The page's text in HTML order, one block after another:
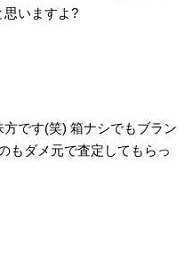
思いますよ?
です(笑) 箱ナシでもブラン
もダメ元で査定してもらっ